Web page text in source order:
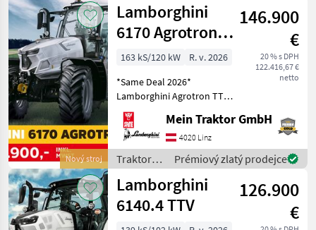
Nový stroj
Lamborghini
6170 Agrotron
TTV
146.900
€
20 % s DPH
122.416,67 €
netto
163 kS/120 kW
R. v. 2026
*Same Deal 2026*
Lamborghini Agrotron TTV
GRUNDAUSSTATTUNG: -
DEUTZ TCD 6.1 L06 4V -
Nennleistung: 163 PS - 6
Zylinder - Hubraum: 6058
cm³ - Stufenloses TTV
Mein Traktor GmbH
4020 Linz
Traktory /
Lamborghini
Prémiový zlatý prodejce
Lamborghini
6140.4 TTV
126.900
€